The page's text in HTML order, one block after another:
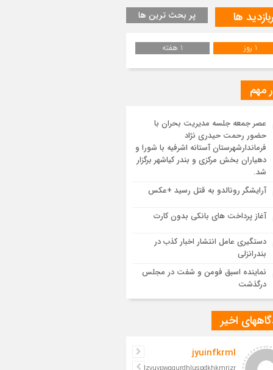
از تراکم جمعیت حاضر در میدان
پیکر رهبر شهید انقلاب در نجف اشرف
پیکر مطهر رهبر شهید انقلاب در مسجد
یکپارچه در سوگ و حماسه؛ بدرقه باشکوه
مجاهد
مدرسه نواب تا باغ وکیل؛ آغاز رفاقت ۷۰ ساله
قربانی با رهبرشهید
ها پر بحث ترین ها
1 روز 1 هفته
مهم
عصر جمعه جلسه مدیریت بحران با
حضور رحمت حیدری نژاد
فرماندارشهرستان آستانه اشرفیه با شورا و
دهیاران بخش مرکزی و بندر کیاشهر برگزار
شد.
آرایشگر رونالدو به قتل رسید +عکس
آغاز پرداخت های بانکی بدون کارت
دستگیری عامل انتشار اخبار کذب در
بندرانزلی
نماینده اسبق فومن و شفت در مجلس
درگذشت
اخیر
jyuinfkrml